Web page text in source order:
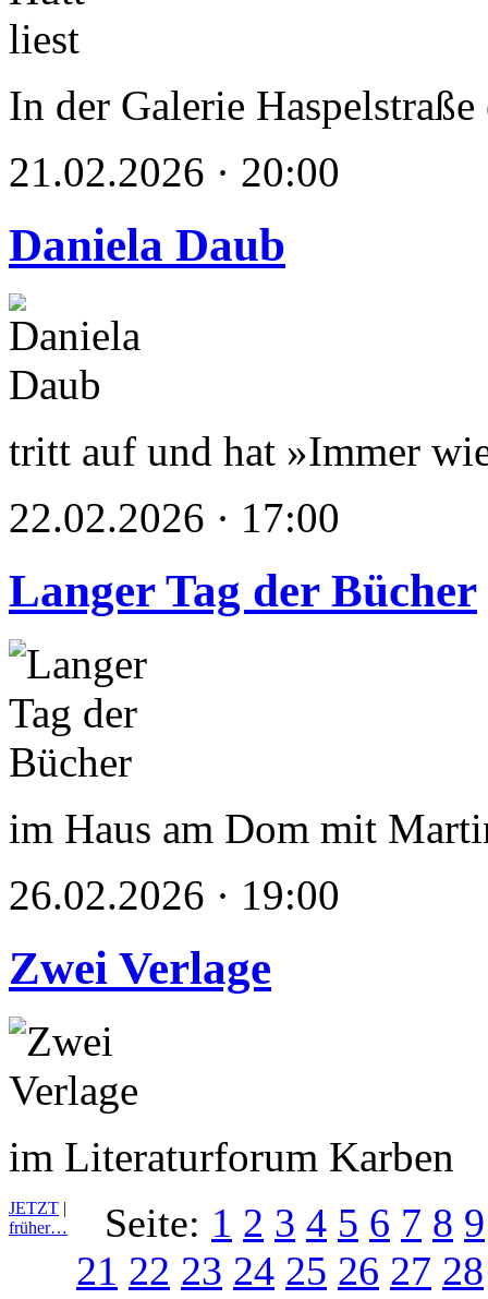
In der Galerie
21.02.2026 · 20:00
Daniela Daub
tritt auf und hat »Immer
22.02.2026 · 17:00
Langer Tag der Bücher
im Haus am Dom mit
26.02.2026 · 19:00
Zwei Verlage
im Literaturforum Karben
JETZT |
früher…
Seite: 1 2 3 4 5 6 7 8 9
21 22 23 24 25 26 27 28